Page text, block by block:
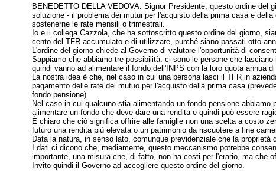
BENEDETTO DELLA VEDOVA. Signor Presidente, questo ordine
soluzione - il problema dei mutui per l'acquisto della prima casa e
sostenerne le rate mensili o trimestrali.
Io e il collega Cazzola, che ha sottoscritto questo ordine del giorno,
cento del TFR accumulato e di utilizzare, purché siano passati otto
L'ordine del giorno chiede al Governo di valutare l'opportunità di
Sappiamo che abbiamo tre possibilità: ci sono le persone che
quindi vanno ad alimentare il fondo dell'INPS con la loro quota annua
La nostra idea è che, nel caso in cui una persona lasci il TFR in
pagamento delle rate del mutuo per l'acquisto della prima casa
fondo pensione).
Nel caso in cui qualcuno stia alimentando un fondo pensione
alimentare un fondo che deve dare una rendita e quindi può essere
È chiaro che ciò significa offrire alle famiglie non una scelta a costo
futuro una rendita più elevata o un patrimonio da riscuotere a fine
Data la natura, in senso lato, comunque previdenziale che la
I dati ci dicono che, mediamente, questo meccanismo potrebbe
importante, una misura che, di fatto, non ha costi per l'erario, ma che
Invito quindi il Governo ad accogliere questo ordine del giorno.